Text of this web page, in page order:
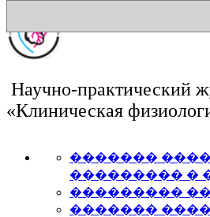
Научно-практический
«Клиническая
�������
��������� �
���������
�������